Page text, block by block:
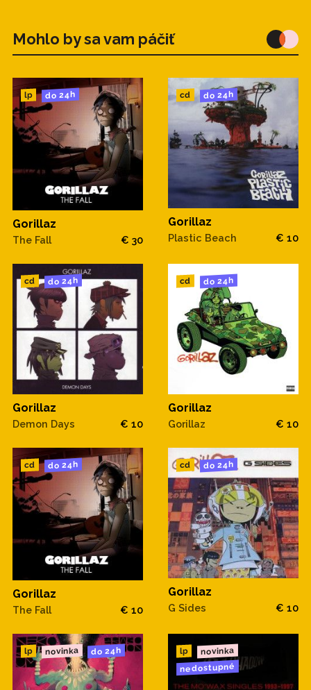
Mohlo by sa vam páčiť
lp do 24h
Gorillaz
The Fall € 30
cd do 24h
Gorillaz
Plastic Beach € 10
cd do 24h
Gorillaz
Demon Days € 10
cd do 24h
Gorillaz
Gorillaz € 10
cd do 24h
Gorillaz
The Fall € 10
cd do 24h
Gorillaz
G Sides € 10
lp novinka do 24h lp novinka
nedostupné